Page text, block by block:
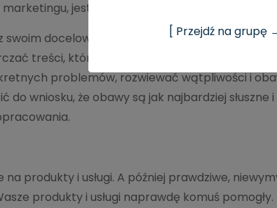
jest to nie lada gratka.
swoim docelowym klientom pomagać na wiele
treści, których potrzebują, pomagać w
problemów, rozwiewać wątpliwości i
do wniosku, że obawy są jak najbardziej słuszne
produkty i usługi. A później prawdziwe,
produkty i usługi naprawdę komuś
[ Przejdź na grupę